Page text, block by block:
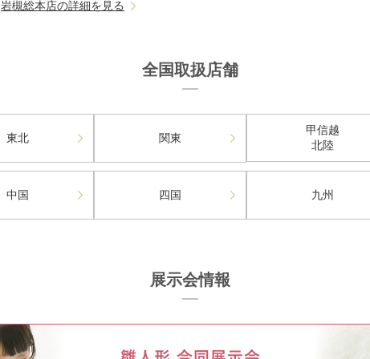
岩槻総本店の詳細を見る
全国取扱店舗
東北 関東
甲信越
北陸
中国 四国 九州
展示会情報